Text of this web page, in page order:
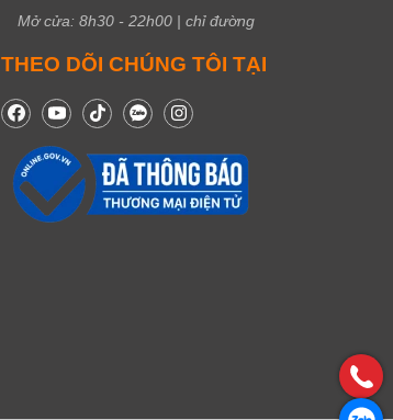
Mở cửa: 8h30 - 22h00 | chỉ đường
THEO DÕI CHÚNG TÔI TẠI